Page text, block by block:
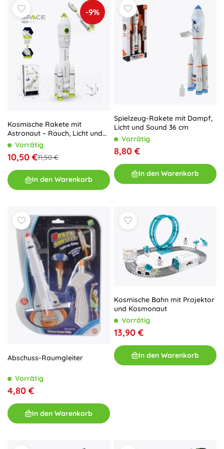
-9%
Kosmische Rakete mit
Astronaut – Rauch, Licht und
Sound
Vorrätig
10,50 €11,50 €
In den Warenkorb
Spielzeug-Rakete mit Dampf,
Licht und Sound 36 cm
Vorrätig
8,80 €
In den Warenkorb
Abschuss-Raumgleiter
Vorrätig
4,80 €
In den Warenkorb
Kosmische Bahn mit Projektor
und Kosmonaut
Vorrätig
13,90 €
In den Warenkorb